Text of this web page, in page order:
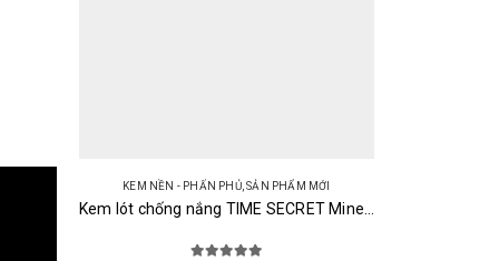
KEM NỀN - PHẤN PHỦ,SẢN PHẨM MỚI
Kem lót chống nắng TIME SECRET Mineral Primer Base SPF36 PA+++ 30g Nhật